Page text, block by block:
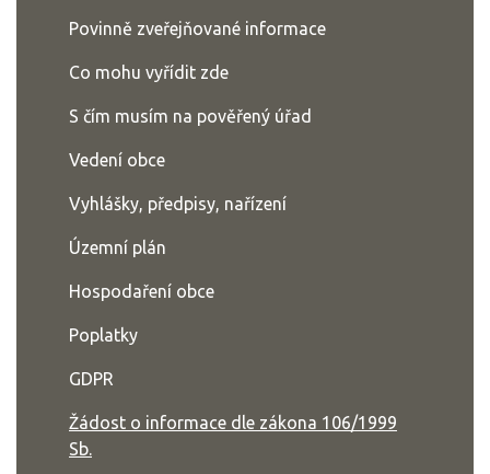
Povinně zveřejňované informace
Co mohu vyřídit zde
S čím musím na pověřený úřad
Vedení obce
Vyhlášky, předpisy, nařízení
Územní plán
Hospodaření obce
Poplatky
GDPR
Žádost o informace dle zákona 106/1999
Sb.